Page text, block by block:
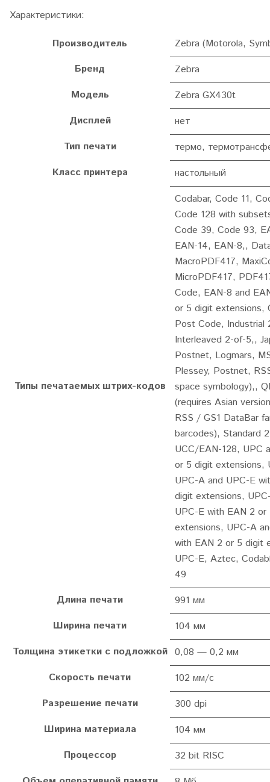
Характеристики:
Производитель
Zebra (Motorola,
Бренд
Zebra
Модель
Zebra GX430t
Дисплей
нет
Тип печати
термо,
Класс принтера
настольный
Типы печатаемых штрих-кодов
Codabar, Code 11,
Code 128 with
Code 39, Code 93,
EAN-14, EAN-8,,
MacroPDF417,
MicroPDF417,
Code, EAN-8 and
or 5 digit extensions,
Post Code, Industrial
Interleaved 2-of-5,,
Postnet, Logmars,
Plessey, Postnet,
space symbology),,
(requires Asian
RSS / GS1 DataBar
barcodes), Standard
UCC/EAN-128, UPC
or 5 digit extensions,
UPC-A and UPC-E
digit extensions,
UPC-E with EAN 2
extensions, UPC-A
with EAN 2 or 5 digit
UPC-E, Aztec,
49
Длина печати
991 мм
Ширина печати
104 мм
Толщина этикетки с подложкой 0,08 — 0,2 мм
Скорость печати
102 мм/с
Разрешение печати
300 dpi
Ширина материала
104 мм
Процессор
32 bit RISC